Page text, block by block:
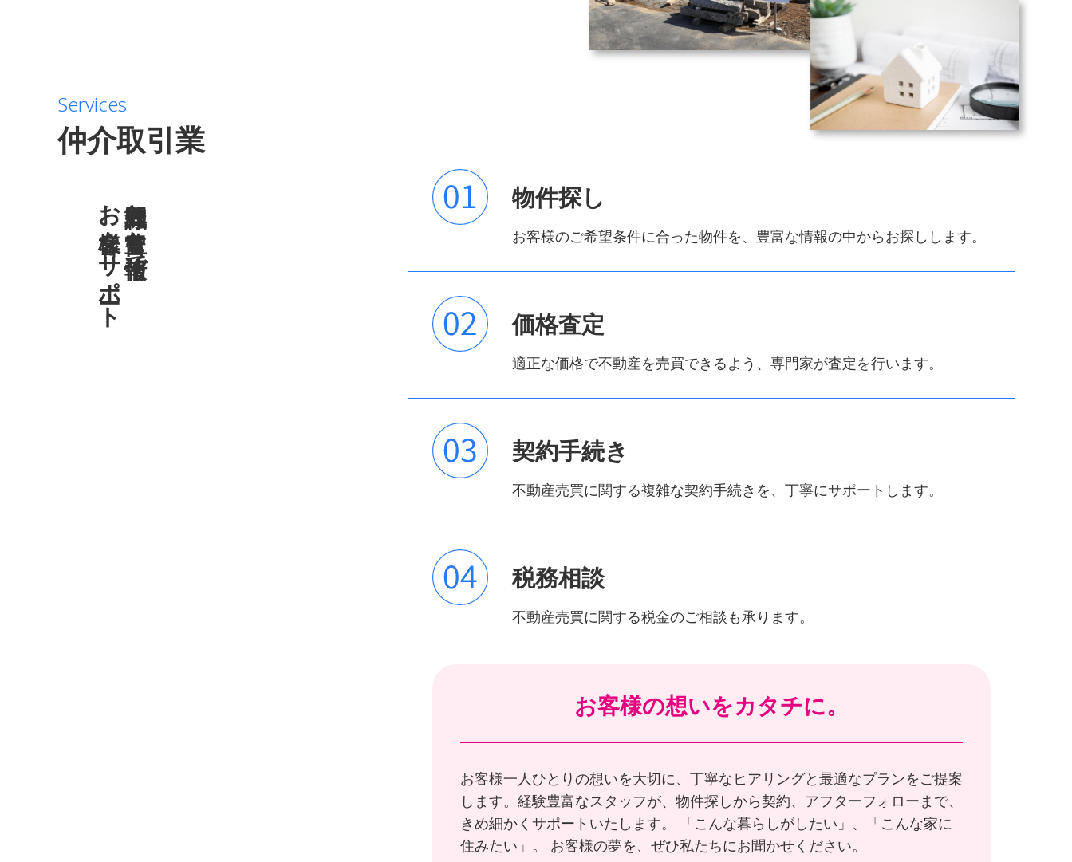
Services
仲介取引業
専門知識と豊富な情報で、
お客様をサポート 物件探し
お客様のご希望条件に合った物件を、豊富な情報の中からお探しします。
価格査定
適正な価格で不動産を売買できるよう、専門家が査定を行います。
契約手続き
不動産売買に関する複雑な契約手続きを、丁寧にサポートします。
税務相談
不動産売買に関する税金のご相談も承ります。
お客様の想いをカタチに。
お客様一人ひとりの想いを大切に、丁寧なヒアリングと最適なプランをご提案
します。経験豊富なスタッフが、物件探しから契約、アフターフォローまで、
きめ細かくサポートいたします。 「こんな暮らしがしたい」、「こんな家に
住みたい」。 お客様の夢を、ぜひ私たちにお聞かせください。